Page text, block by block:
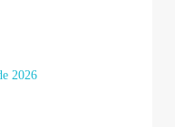
2026